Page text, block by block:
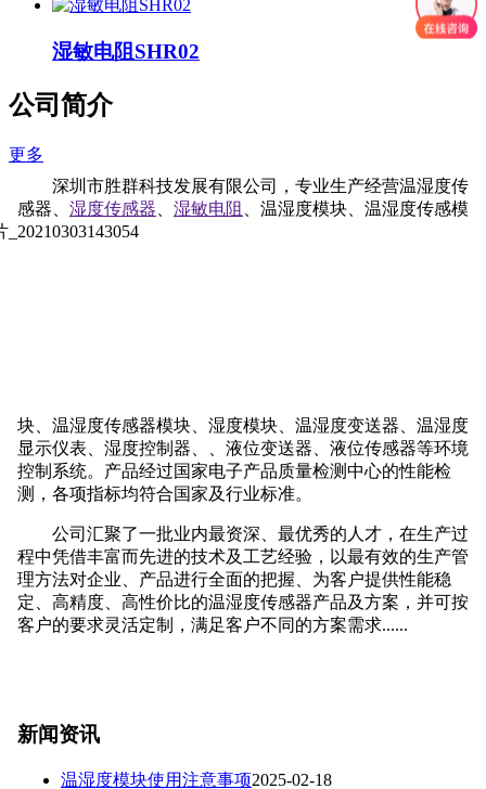
湿敏电阻SHR02
公司简介
更多
深圳市胜群科技发展有限公司，专业生产经营温湿度传
感器、 湿度传感器 湿敏电阻 温湿度模块、温湿度传感模
块、温湿度传感器模块、湿度模块、温湿度变送器、温湿度
显示仪表、湿度控制器、、液位变送器、液位传感器等环境
控制系统。产品经过国家电子产品质量检测中心的性能检
测，各项指标均符合国家及行业标准。
公司汇聚了一批业内最资深、最优秀的人才，在生产过
程中凭借丰富而先进的技术及工艺经验，以最有效的生产管
理方法对企业、产品进行全面的把握、为客户提供性能稳
定、高精度、高性价比的温湿度传感器产品及方案，并可按
客户的要求灵活定制，满足客户不同的方案需求......
新闻资讯
温湿度模块使用注意事项2025-02-18